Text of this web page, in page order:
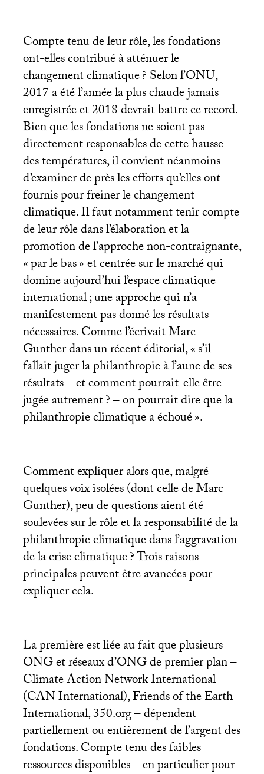
Compte tenu de leur rôle, les fondations
ont-elles contribué à atténuer le
changement climatique? Selon l’ONU,
2017 a été l’année la plus chaude jamais
enregistrée et 2018 devrait battre ce record.
Bien que les fondations ne soient pas
directement responsables de cette hausse
des températures, il convient néanmoins
d’examiner de près les efforts qu’elles ont
fournis pour freiner le changement
climatique. Il faut notamment tenir compte
de leur rôle dans l’élaboration et la
promotion de l’approche non-contraignante,
«par le bas» et centrée sur le marché qui
domine aujourd’hui l’espace climatique
international; une approche qui n’a
manifestement pas donné les résultats
nécessaires. Comme l’écrivait Marc
Gunther dans un récent éditorial, «s’il
fallait juger la philanthropie à l’aune de ses
résultats – et comment pourrait-elle être
jugée autrement? – on pourrait dire que la
philanthropie climatique a échoué».
Comment expliquer alors que, malgré
quelques voix isolées (dont celle de Marc
Gunther), peu de questions aient été
soulevées sur le rôle et la responsabilité de la
philanthropie climatique dans l’aggravation
de la crise climatique? Trois raisons
principales peuvent être avancées pour
expliquer cela.
La première est liée au fait que plusieurs
ONGet réseaux d’ONGde premier plan –
Climate Action Network International
(CANInternational), Friends of the Earth
International, 350.org – dépendent
partiellement ou entièrement de l’argent des
fondations. Compte tenu des faibles
ressources disponibles – en particulier pour